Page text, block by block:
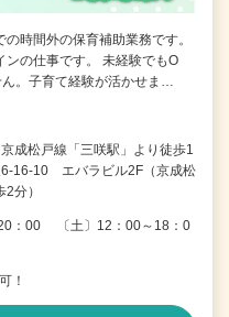
時間外の保育補助業務です。
の仕事です。 未経験でもO
。子育て経験が活かせま…
成松戸線「三咲駅」より徒歩1
6-16-10 エバラビル2F（京成松
分）
20：00 〔土〕12：00～18：0
！